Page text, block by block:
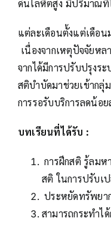
ดันโลหิตสูง มีปริมาณที่
แต่ละเดือนตั้งแต่เดือ
เนื่องจากเหตุปัจจัยห
จากได้มีการปรับปรุงร
สติบำบัดมาช่วยเข้ากลุ่
การรอรับบริการลดน้อย
บทเรียนที่ได้รับ :
การฝึกสติ รู้ลมห
สติ ในการปรับเ
ประหยัดทรัพยา
สามารถกระทำไ